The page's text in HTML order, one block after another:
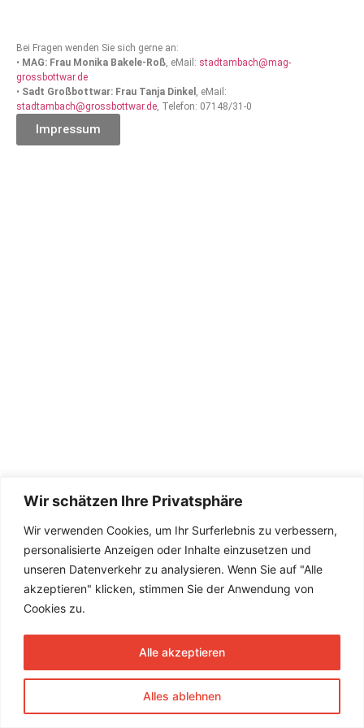
Wir schätzen Ihre Privatsphäre
Wir verwenden Cookies, um Ihr Surferlebnis zu verbessern,
personalisierte Anzeigen oder Inhalte einzusetzen und
unseren Datenverkehr zu analysieren. Wenn Sie auf "Alle
akzeptieren" klicken, stimmen Sie der Anwendung von
Cookies zu.
Alles ablehnen
Alle akzeptieren
Bei Fragen wenden Sie sich gerne an:
• MAG: Frau Monika Bakele-Roß, eMail: stadtambach@mag-
grossbottwar.de
• Sadt Großbottwar: Frau Tanja Dinkel , eMail:
stadtambach@grossbottwar.de, Telefon: 07148/31-0
Impressum